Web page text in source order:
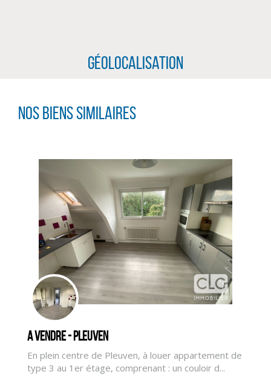
CLIQUER ICI POUR AGRANDIR
Géolocalisation
Nos biens similaires
A vendre - PLEUVEN
En plein centre de Pleuven, à louer appartement de
type 3 au 1er étage, comprenant : un couloir d...